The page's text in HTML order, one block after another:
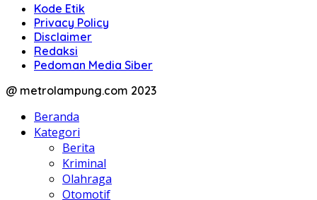
Kode Etik
Privacy Policy
Disclaimer
Redaksi
Pedoman Media Siber
@ metrolampung.com 2023
Beranda
Kategori
Berita
Kriminal
Olahraga
Otomotif